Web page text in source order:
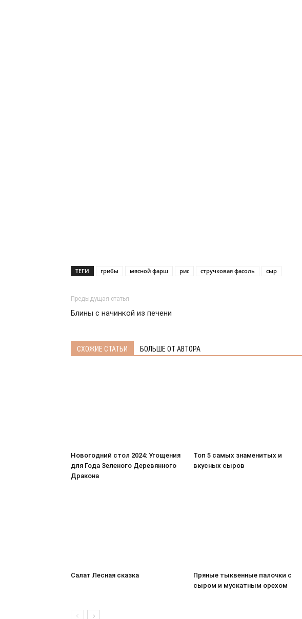
ТЕГИ грибы мясной фарш рис стручковая фасоль сыр
Предыдущая статья
Блины с начинкой из печени
СХОЖИЕ СТАТЬИ БОЛЬШЕ ОТ АВТОРА
Новогодний стол 2024: Угощения
для Года Зеленого Деревянного
Дракона
Топ 5 самых знаменитых и
вкусных сыров
Салат Лесная сказка
Пряные тыквенные палочки с
сыром и мускатным орехом